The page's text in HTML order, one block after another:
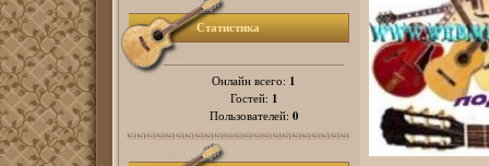
Статистика
Онлайн всего: 1
Гостей: 1
Пользователей: 0